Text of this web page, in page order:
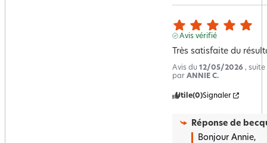
Avis vérifié
Très satisfaite du
Avis du 12/05/2026 , suite
par ANNIE C.
Utile(0)Signaler
Réponse de
Bonjour Annie,